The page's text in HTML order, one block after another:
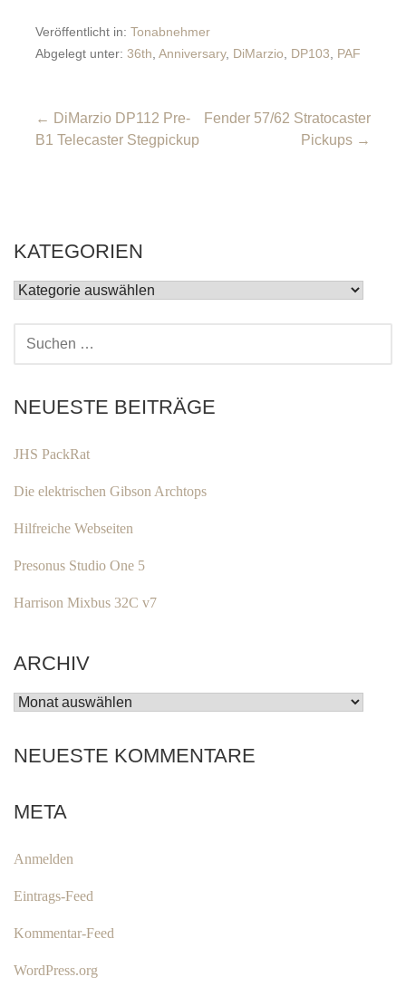
Veröffentlicht in: Tonabnehmer
Abgelegt unter: 36th Anniversary, DiMarzio DP103 PAF
Beitragsnavigation
← DiMarzio DP112 Pre-
B1 Telecaster Stegpickup
Fender 57/62 Stratocaster
Pickups →
KATEGORIEN
KATEGORIEN
NEUESTE BEITRÄGE
JHS PackRat
Die elektrischen Gibson Archtops
Hilfreiche Webseiten
Presonus Studio One 5
Harrison Mixbus 32C v7
ARCHIV
ARCHIV
NEUESTE KOMMENTARE
META
Anmelden
Eintrags-Feed
Kommentar-Feed
WordPress.org